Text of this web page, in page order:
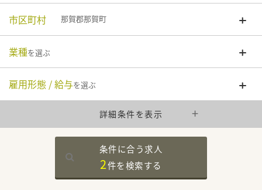
市区町村 那賀郡那賀町
業種を選ぶ
雇用形態 / 給与を選ぶ
詳細条件を表示
条件に合う求人
2件を検索する